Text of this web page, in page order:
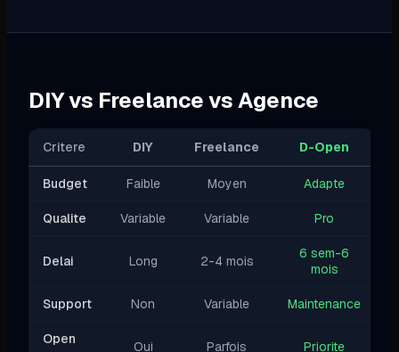
DIY vs Freelance vs Agence
Critere DIY Freelance D-Open
Budget Faible Moyen Adapte
Qualite Variable Variable Pro
Delai Long 2-4 mois
6 sem-6
mois
Support Non Variable Maintenance
Open
Oui Parfois Priorite